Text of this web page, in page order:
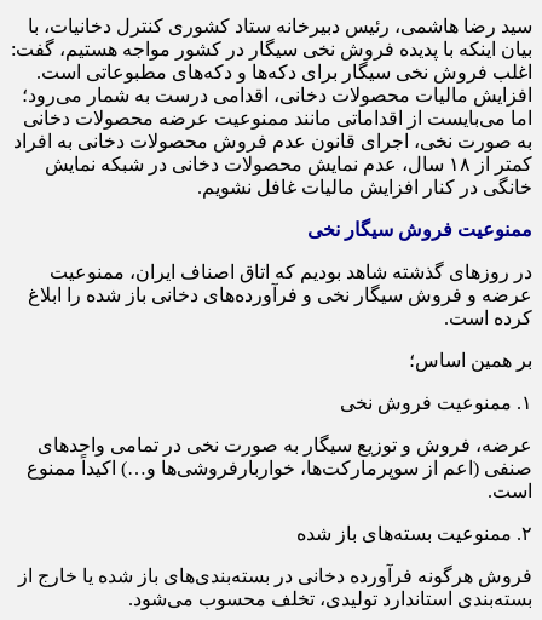
سید رضا هاشمی، رئیس دبیرخانه ستاد کشوری کنترل دخانیات، با
بیان اینکه با پدیده فروش نخی سیگار در کشور مواجه هستیم، گفت:
اغلب فروش نخی سیگار برای دکه‌ها و دکه‌های مطبوعاتی است.
افزایش مالیات محصولات دخانی، اقدامی درست به شمار می‌رود؛
اما می‌بایست از اقداماتی مانند ممنوعیت عرضه محصولات دخانی
به صورت نخی، اجرای قانون عدم فروش محصولات دخانی به افراد
کمتر از ۱۸ سال، عدم نمایش محصولات دخانی در شبکه نمایش
خانگی در کنار افزایش مالیات غافل نشویم.
ممنوعیت فروش سیگار نخی
در روزهای گذشته شاهد بودیم که اتاق اصناف ایران، ممنوعیت
عرضه و فروش سیگار نخی و فرآورده‌های دخانی باز شده را ابلاغ
کرده است.
بر همین اساس؛
۱. ممنوعیت فروش نخی
عرضه، فروش و توزیع سیگار به صورت نخی در تمامی واحدهای
صنفی (اعم از سوپرمارکت‌ها، خواربارفروشی‌ها و…) اکیداً ممنوع
است.
۲. ممنوعیت بسته‌های باز شده
فروش هرگونه فرآورده دخانی در بسته‌بندی‌های باز شده یا خارج از
بسته‌بندی استاندارد تولیدی، تخلف محسوب می‌شود.